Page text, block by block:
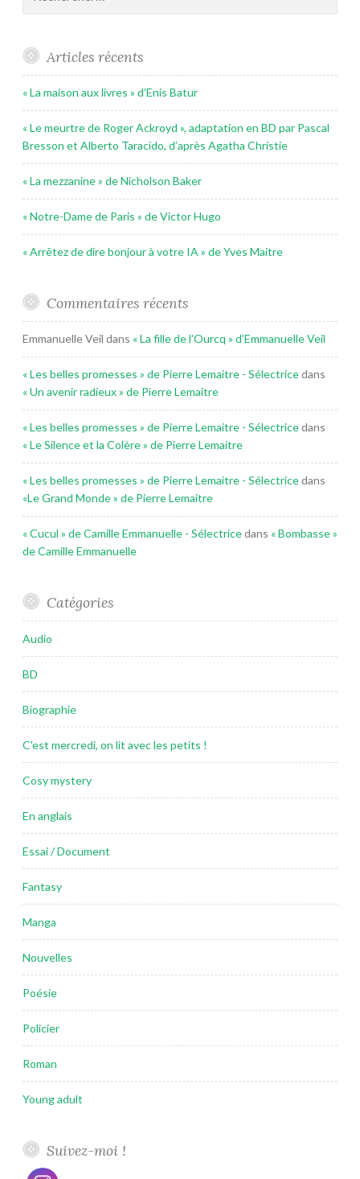
Articles récents
« La maison aux livres » d’Enis Batur
« Le meurtre de Roger Ackroyd », adaptation en BD par Pascal
Bresson et Alberto Taracido, d’après Agatha Christie
« La mezzanine » de Nicholson Baker
« Notre-Dame de Paris » de Victor Hugo
« Arrêtez de dire bonjour à votre IA » de Yves Maitre
Commentaires récents
Emmanuelle Veil dans « La fille de l’Ourcq » d’Emmanuelle Veil
« Les belles promesses » de Pierre Lemaitre - Sélectricedans
« Un avenir radieux » de Pierre Lemaitre
« Les belles promesses » de Pierre Lemaitre - Sélectricedans
« Le Silence et la Colère » de Pierre Lemaitre
« Les belles promesses » de Pierre Lemaitre - Sélectricedans
«Le Grand Monde » de Pierre Lemaitre
« Cucul » de Camille Emmanuelle - Sélectricedans « Bombasse »
de Camille Emmanuelle
Catégories
Audio
BD
Biographie
C'est mercredi, on lit avec les petits !
Cosy mystery
En anglais
Essai / Document
Fantasy
Manga
Nouvelles
Poésie
Policier
Roman
Young adult
Suivez-moi !